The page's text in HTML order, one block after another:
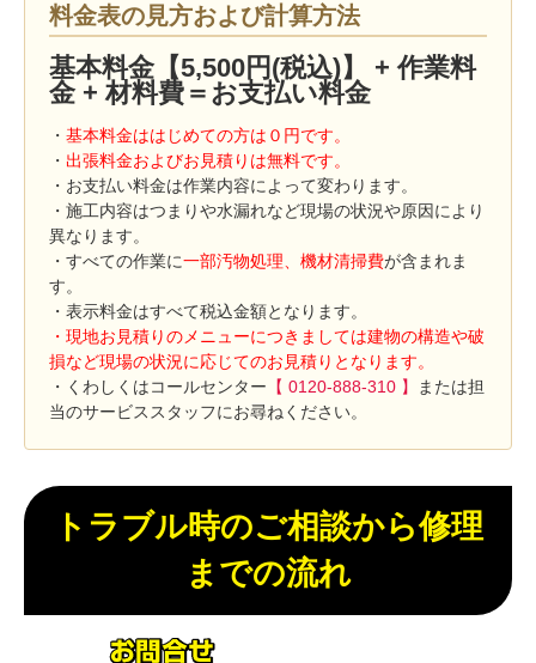
料金表の見方および計算方法
基本料金【5,500円(税込)】 + 作業料
金 + 材料費＝お支払い料金
・ 基本料金ははじめての方は０円です。
・ 出張料金およびお見積りは無料です。
・お支払い料金は作業内容によって変わります。
・施工内容はつまりや水漏れなど現場の状況や原因により
異なります。
・すべての作業に一部汚物処理、機材清掃費が含まれま
す。
・表示料金はすべて税込金額となります。
・現地お見積りのメニューにつきましては建物の構造や破
損など現場の状況に応じてのお見積りとなります。
・くわしくはコールセンター 【 0120-888-310 】
または担
当のサービススタッフにお尋ねください。
トラブル時のご相談から修理
までの流れ